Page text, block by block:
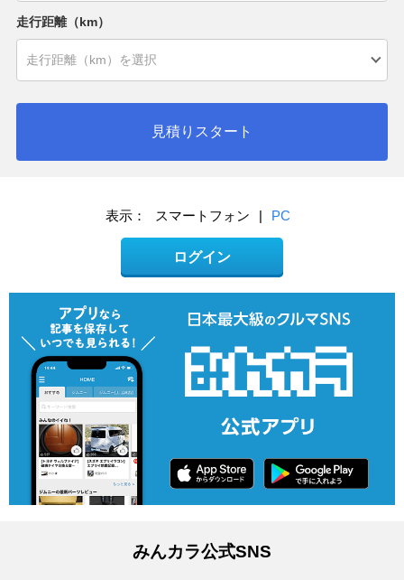
走行距離（km）
見積りスタート
表示： スマートフォン | PC
ログイン
みんカラ公式SNS